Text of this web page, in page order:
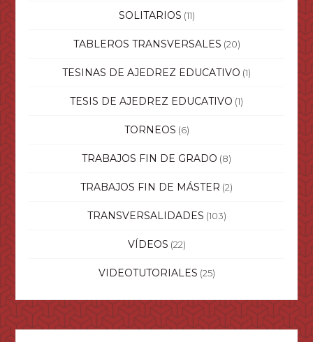
SOLITARIOS (11)
TABLEROS TRANSVERSALES (20)
TESINAS DE AJEDREZ EDUCATIVO (1)
TESIS DE AJEDREZ EDUCATIVO (1)
TORNEOS (6)
TRABAJOS FIN DE GRADO (8)
TRABAJOS FIN DE MÁSTER (2)
TRANSVERSALIDADES (103)
VÍDEOS (22)
VIDEOTUTORIALES (25)